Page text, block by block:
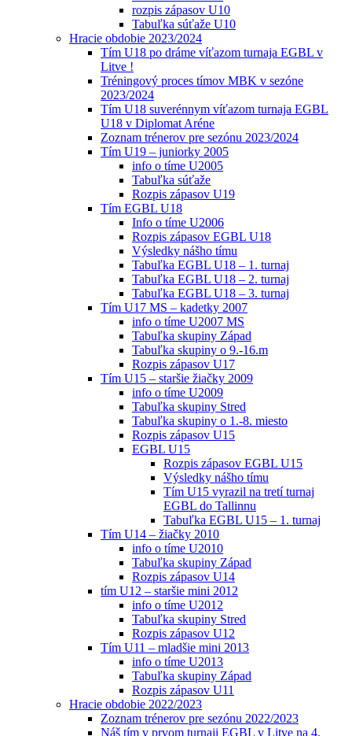
rozpis zápasov U10
Tabuľka súťaže U10
Hracie obdobie 2023/2024
Tím U18 po dráme víťazom turnaja EGBL v
Litve !
Tréningový proces tímov MBK v sezóne
2023/2024
Tím U18 suverénnym víťazom turnaja EGBL
U18 v Diplomat Aréne
Zoznam trénerov pre sezónu 2023/2024
Tím U19 – juniorky 2005
info o tíme U2005
Tabuľka súťaže
Rozpis zápasov U19
Tím EGBL U18
Info o tíme U2006
Rozpis zápasov EGBL U18
Výsledky nášho tímu
Tabuľka EGBL U18 – 1. turnaj
Tabuľka EGBL U18 – 2. turnaj
Tabuľka EGBL U18 – 3. turnaj
Tím U17 MS – kadetky 2007
info o tíme U2007 MS
Tabuľka skupiny Západ
Tabuľka skupiny o 9.-16.m
Rozpis zápasov U17
Tím U15 – staršie žiačky 2009
info o tíme U2009
Tabuľka skupiny Stred
Tabuľka skupiny o 1.-8. miesto
Rozpis zápasov U15
EGBL U15
Rozpis zápasov EGBL U15
Výsledky nášho tímu
Tím U15 vyrazil na tretí turnaj
EGBL do Tallinnu
Tabuľka EGBL U15 – 1. turnaj
Tím U14 – žiačky 2010
info o tíme U2010
Tabuľka skupiny Západ
Rozpis zápasov U14
tím U12 – staršie mini 2012
info o tíme U2012
Tabuľka skupiny Stred
Rozpis zápasov U12
Tím U11 – mladšie mini 2013
info o tíme U2013
Tabuľka skupiny Západ
Rozpis zápasov U11
Hracie obdobie 2022/2023
Zoznam trénerov pre sezónu 2022/2023
Náš tím v prvom turnaji EGBL v Litve na 4.